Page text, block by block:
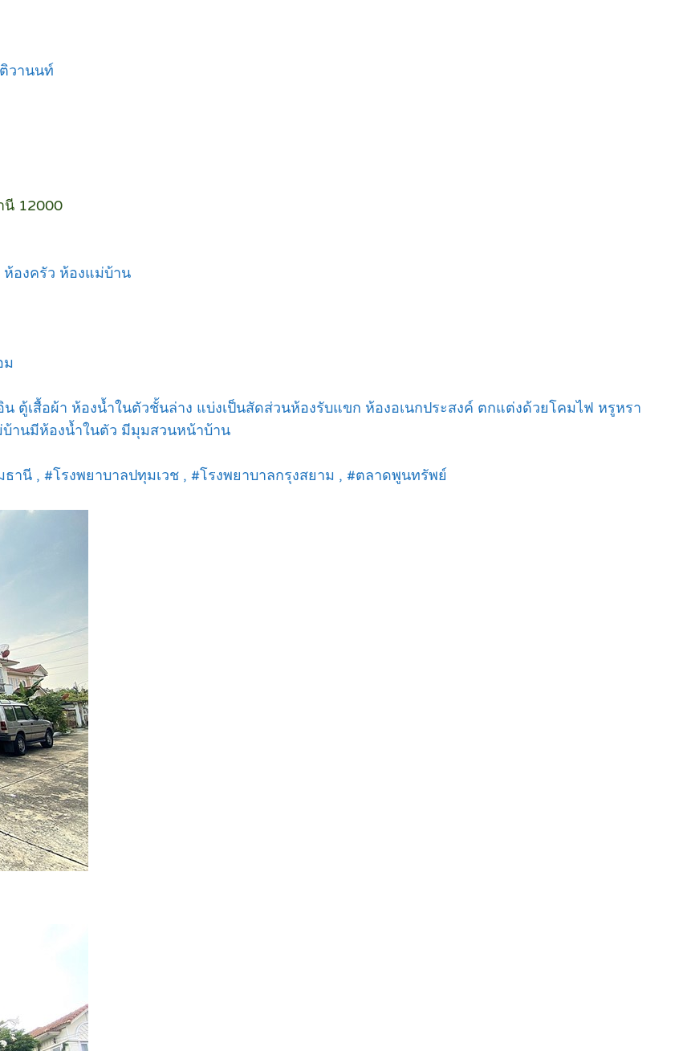
วานนท์
นี 12000
ห้องครัว ห้องแม่บ้าน
ม
ตู้เสื้อผ้า ห้องน้ำในตัวชั้นล่าง แบ่งเป็นสัดส่วนห้องรับแขก ห้องอเนกประสงค์ ตกแต่งด้วยโคมไฟ หรูหรา
านมีห้องน้ำในตัว มีมุมสวนหน้าบ้าน
านี , #โรงพยาบาลปทุมเวช , #โรงพยาบาลกรุงสยาม , #ตลาดพูนทรัพย์